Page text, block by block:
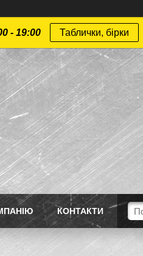
- 19:00 Таблички, бірки
КОНТАКТИ